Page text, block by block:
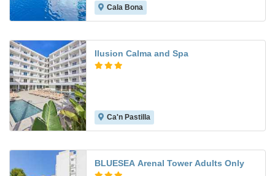
Cala Bona
Ilusion Calma and Spa
Ca'n Pastilla
BLUESEA Arenal Tower Adults Only